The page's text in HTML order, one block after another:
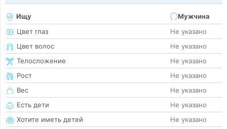
Ищу
Мужчина
Цвет глаз
Не указано
Цвет волос
Не указано
Телосложение
Не указано
Рост
Не указано
Вес
Не указано
Есть дети
Не указано
Хотите иметь детей
Не указано